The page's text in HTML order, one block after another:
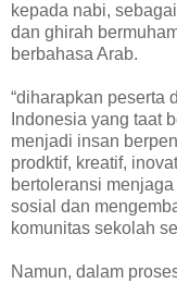
kepada nabi,
dan ghirah
berbahasa Arab.
“diharapkan peserta
Indonesia yang taat
menjadi insan
prodktif, kreatif,
bertoleransi
sosial dan
komunitas sekolah
Namun, dalam